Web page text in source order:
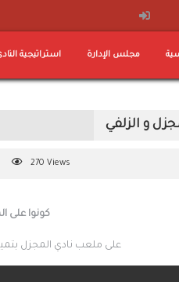
استراتيجية مجلس الإدارة
و الزلفي
270 Views
كونوا على
على ملعب نادي المجزل بتمير اليوم